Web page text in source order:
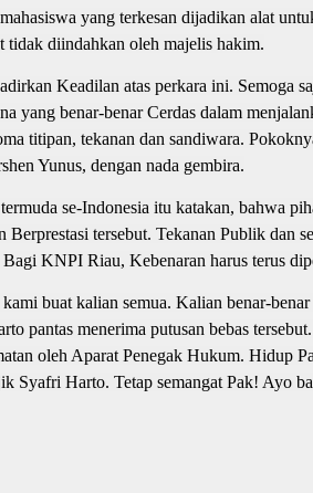
yang terkesan dijadikan alat
tidak diindahkan oleh majelis hakim.
Keadilan atas perkara ini. Semoga
yang benar-benar Cerdas dalam
titipan, tekanan dan sandiwara.
Yunus, dengan nada gembira.
se-Indonesia itu katakan, bahwa
tersebut. Tekanan Publik dan
KNPI Riau, Kebenaran harus terus
buat kalian semua. Kalian benar-
pantas menerima putusan bebas
oleh Aparat Penegak Hukum. Hidup
Syafri Harto. Tetap semangat Pak! Ayo